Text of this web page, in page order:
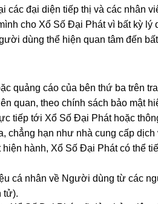
các đại diện tiếp thị và các nhân
cho Xổ Số Đại Phát vì bất kỳ
dùng thể hiện quan tâm đến
quảng cáo của bên thứ ba trên
quan, theo chính sách bảo mật
tiếp tới Xổ Số Đại Phát hoặc
chẳng hạn như nhà cung cấp
hành, Xổ Số Đại Phát có thể
cá nhân về Người dùng từ các
tử).